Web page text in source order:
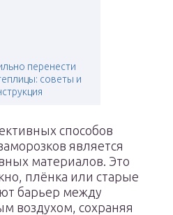
перенести
советы и
способов
является
материалов. Это
плёнка или старые
барьер между
воздухом, сохраняя